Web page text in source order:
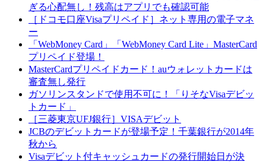
ぎる心配無し！残高はアプリでも確認可能
［ドコモ口座Visaプリペイド］ネット専用の電子マネ
ー
「WebMoney Card」「WebMoney Card Lite」MasterCard
プリペイド登場！
MasterCardプリペイドカード！auウォレットカードは
審査無し発行
ガソリンスタンドで使用不可に！「りそなVisaデビッ
トカード」
［三菱東京UFJ銀行］VISAデビット
JCBのデビットカードが登場予定！千葉銀行が2014年
秋から
Visaデビット付キャッシュカードの発行開始日が決